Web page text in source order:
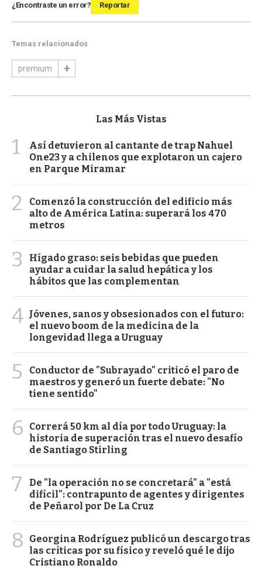
¿Encontraste un error? Reportar
Temas relacionados
premium
Las Más Vistas
1
Así detuvieron al cantante de trap Nahuel
One23 y a chilenos que explotaron un cajero
en Parque Miramar
2
Comenzó la construcción del edificio más
alto de América Latina: superará los 470
metros
3
Hígado graso: seis bebidas que pueden
ayudar a cuidar la salud hepática y los
hábitos que las complementan
4 Jóvenes, sanos y obsesionados con el futuro:
el nuevo boom de la medicina de la
longevidad llega a Uruguay
5
Conductor de "Subrayado" criticó el paro de
maestros y generó un fuerte debate: "No
tiene sentido"
6
Correrá 50 km al día por todo Uruguay: la
historia de superación tras el nuevo desafío
de Santiago Stirling
7
De "la operación no se concretará" a "está
difícil": contrapunto de agentes y dirigentes
de Peñarol por De La Cruz
8
Georgina Rodríguez publicó un descargo tras
las críticas por su físico y reveló qué le dijo
Cristiano Ronaldo